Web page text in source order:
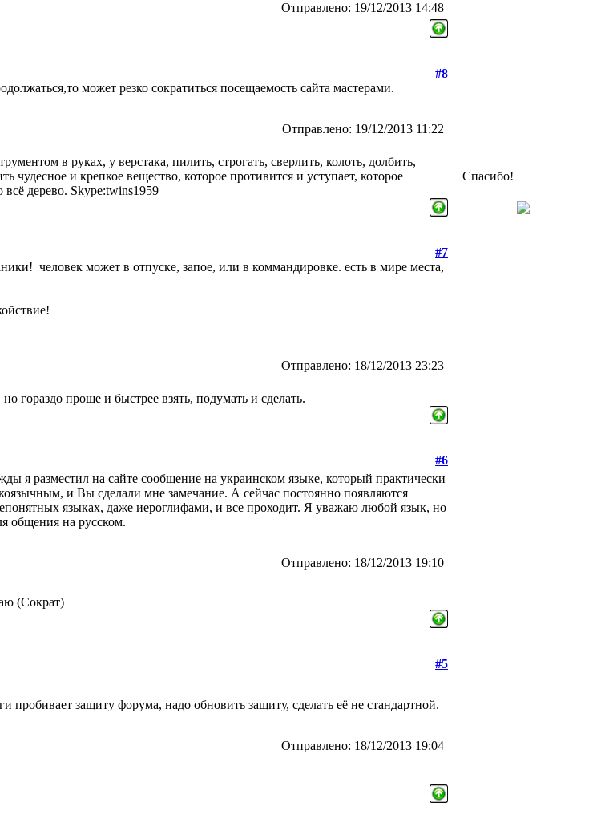
Отправлено: 19/12/2013 14:48
#8
может резко сократиться посещаемость сайта мастерами.
Отправлено: 19/12/2013 11:22
в руках, у верстака, пилить, строгать, сверлить, колоть, долбить,
чудесное и крепкое вещество, которое противится и уступает, которое
дерево. Skype:twins1959
#7
человек может в отпуске, запое, или в коммандировке. есть в мире места,
Отправлено: 18/12/2013 23:23
гораздо проще и быстрее взять, подумать и сделать.
#6
я разместил на сайте сообщение на украинском языке, который практически
и Вы сделали мне замечание. А сейчас постоянно появляются
языках, даже иероглифами, и все проходит. Я уважаю любой язык, но
общения на русском.
Отправлено: 18/12/2013 19:10
(Сократ)
#5
пробивает защиту форума, надо обновить защиту, сделать её не стандартной.
Отправлено: 18/12/2013 19:04
Спасибо!